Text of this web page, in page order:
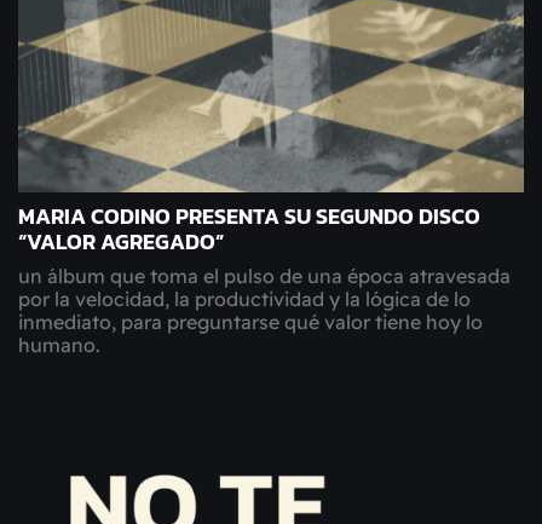
MARIA CODINO PRESENTA SU SEGUNDO DISCO
“VALOR AGREGADO”
un álbum que toma el pulso de una época atravesada
por la velocidad, la productividad y la lógica de lo
inmediato, para preguntarse qué valor tiene hoy lo
humano.